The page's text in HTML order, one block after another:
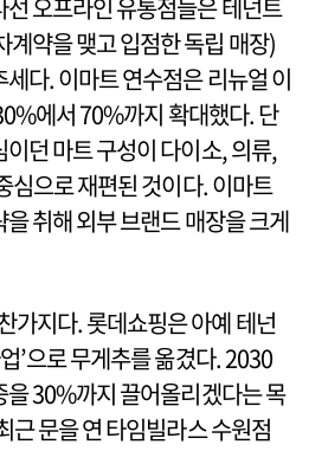
오프라인 유통점들은 테넌트
계약을 맺고 입점한 독립 매장)
다. 이마트 연수점은 리뉴얼 이
에서 70%까지 확대했다. 단
던 마트 구성이 다이소, 의류,
심으로 재편된 것이다. 이마트
취해 외부 브랜드 매장을 크게
가지다. 롯데쇼핑은 아예 테넌
’으로 무게추를 옮겼다. 2030
을 30%까지 끌어올리겠다는 목
근 문을 연 타임빌라스 수원점